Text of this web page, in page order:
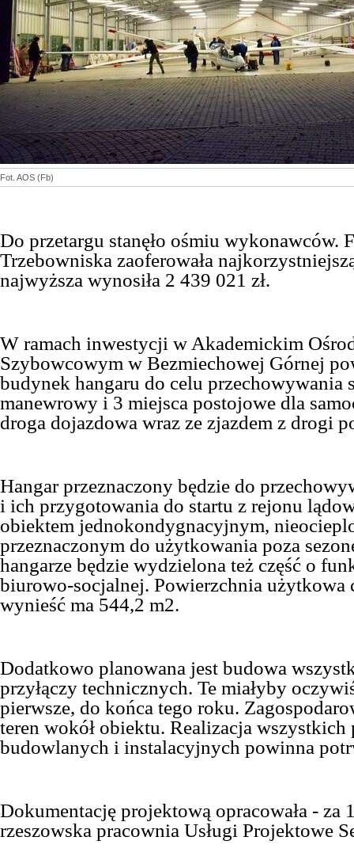
Fot. AOS (Fb)
Do przetargu stanęło ośmiu wykonawców.
Trzebowniska zaoferowała
najwyższa wynosiła 2 439 021 zł.
W ramach inwestycji w Akademickim
Szybowcowym w Bezmiechowej Górnej
budynek hangaru do celu przechowywania
manewrowy i 3 miejsca postojowe dla
droga dojazdowa wraz ze zjazdem z drogi
Hangar przeznaczony będzie do
i ich przygotowania do startu z rejonu
obiektem jednokondygnacyjnym,
przeznaczonym do użytkowania poza
hangarze będzie wydzielona też część o
biurowo-socjalnej. Powierzchnia użytkowa
wynieść ma 544,2 m2.
Dodatkowo planowana jest budowa
przyłączy technicznych. Te miałyby
pierwsze, do końca tego roku.
teren wokół obiektu. Realizacja wszystkich
budowlanych i instalacyjnych powinna
Dokumentację projektową opracowała - za
rzeszowska pracownia Usługi Projektowe